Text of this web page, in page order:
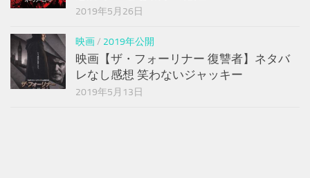
2019年5月26日
映画/ 2019年公開
映画【ザ・フォーリナー 復讐者】ネタバ
レなし感想 笑わないジャッキー
2019年5月13日